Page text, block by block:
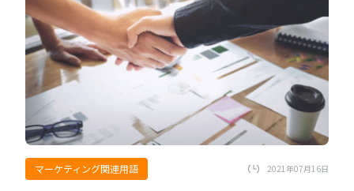
マーケティング関連用語 2021年07月16日